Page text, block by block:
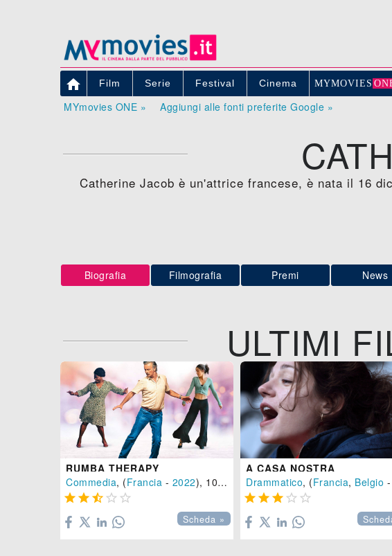
 Film Serie Festival Cinema MYMOVIE S
MYmovies ONE » Aggiungi alle fonti preferite Google »
Catherine Jacob è un'attrice francese, è nata il 16
Biografia Filmografia Premi News
ULTIMI
RUMBA THERAPY
Commedia, (Francia - 2022), 102 min.
    
Scheda »
A CASA NOSTRA
Drammatico, (Francia, Belgio -
    